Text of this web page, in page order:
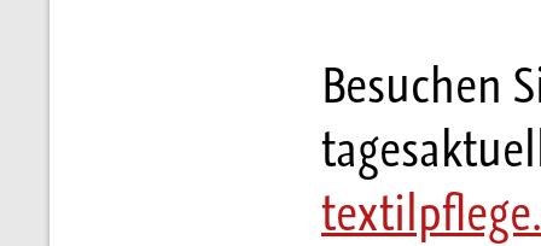
Besuchen